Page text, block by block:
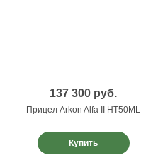
137 300 руб.
Прицел Arkon Alfa II HT50ML
Купить